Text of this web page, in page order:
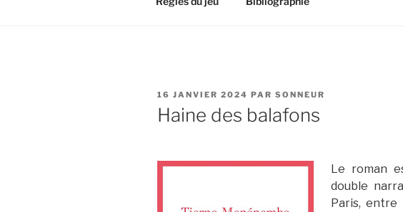
PUBLIÉ
LE
16 JANVIER 2024 PAR SONNEUR
Haine des balafons
Le roman
double
Paris, entre